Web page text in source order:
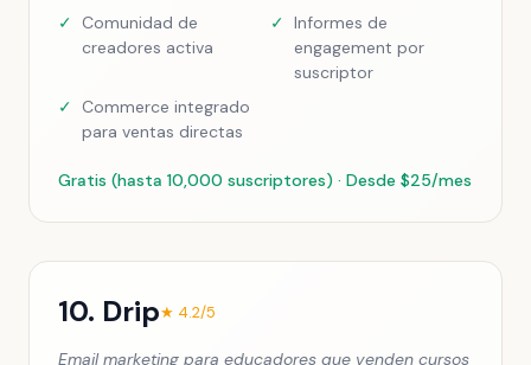
✓
Comunidad de
creadores activa
✓ Informes de
engagement por
suscriptor
✓
Commerce integrado
para ventas directas
Gratis (hasta 10,000 suscriptores) · Desde $25/mes
10. Drip★ 4.2/5
Email marketing para educadores que venden cursos